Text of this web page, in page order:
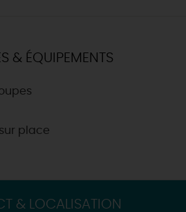
& ÉQUIPEMENTS
place
& LOCALISATION